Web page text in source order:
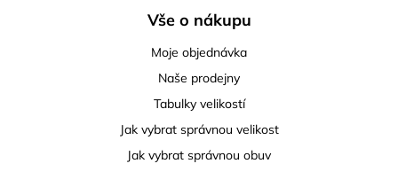
Vše o nákupu
Moje objednávka
Naše prodejny
Tabulky velikostí
Jak vybrat správnou velikost
Jak vybrat správnou obuv